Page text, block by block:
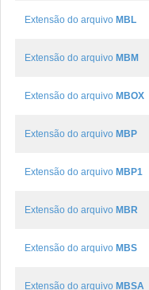
Extensão do arquivo MBL
Extensão do arquivo MBM
Extensão do arquivo MBOX
Extensão do arquivo MBP
Extensão do arquivo MBP1
Extensão do arquivo MBR
Extensão do arquivo MBS
Extensão do arquivo MBSA